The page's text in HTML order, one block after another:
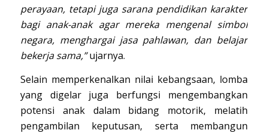
perayaan, tetapi juga sarana pendidikan karakter
bagi anak-anak agar mereka mengenal simbol
negara, menghargai jasa pahlawan, dan belajar
bekerja sama,”ujarnya.
Selain memperkenalkan nilai kebangsaan, lomba
yang digelar juga berfungsi mengembangkan
potensi anak dalam bidang motorik, melatih
pengambilan keputusan, serta membangun